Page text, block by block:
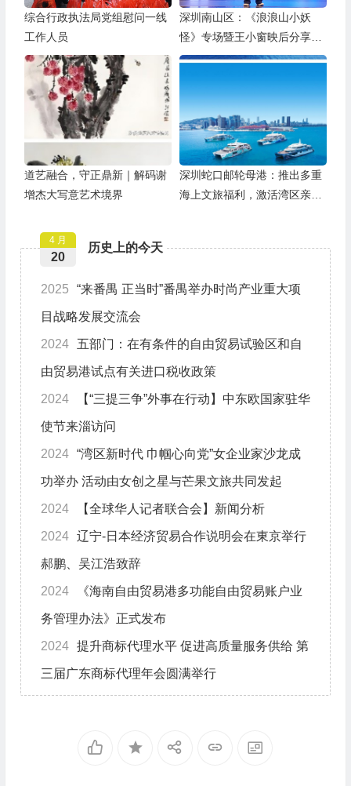
综合行政执法局党组慰问一线
工作人员
深圳南山区：《浪浪山小妖
怪》专场暨王小窗映后分享会
举办
道艺融合，守正鼎新｜解码谢
增杰大写意艺术境界
深圳蛇口邮轮母港：推出多重
海上文旅福利，激活湾区亲子
历史上的今天
4 月
20
2025 “来番禺 正当时”番禺举办时尚产业重大项
目战略发展交流会
2024 五部门：在有条件的自由贸易试验区和自
由贸易港试点有关进口税收政策
2024 【“三提三争”外事在行动】中东欧国家驻华
使节来淄访问
2024 “湾区新时代 巾帼心向党”女企业家沙龙成
功举办 活动由女创之星与芒果文旅共同发起
2024 【全球华人记者联合会】新闻分析
2024 辽宁-日本经济贸易合作说明会在東京举行
郝鹏、吴江浩致辞
2024 《海南自由贸易港多功能自由贸易账户业
务管理办法》正式发布
2024 提升商标代理水平 促进高质量服务供给 第
三届广东商标代理年会圆满举行